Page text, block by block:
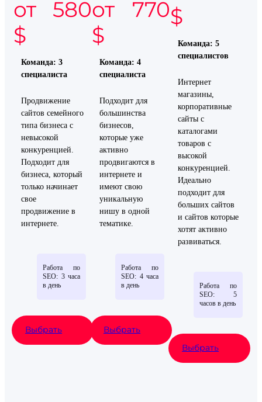
от 580
$
Команда: 3
специалиста
Продвижение
сайтов семейного
типа бизнеса с
невысокой
конкуренцией.
Подходит для
бизнеса, который
только начинает
свое
продвижение в
интернете.
Работа по
SEO: 3 часа
в день
Выбрать
от 770
$
Команда: 4
специалиста
Подходит для
большинства
бизнесов,
которые уже
активно
продвигаются в
интернете и
имеют свою
уникальную
нишу в одной
тематике.
Работа по
SEO: 4 часа
в день
Выбрать
$
Команда: 5
специалистов
Интернет
магазины,
корпоративные
сайты с
каталогами
товаров с
высокой
конкуренцией.
Идеально
подходит для
больших сайтов
и сайтов которые
хотят активно
развиваться.
Работа по
SEO: 5
часов в день
Выбрать